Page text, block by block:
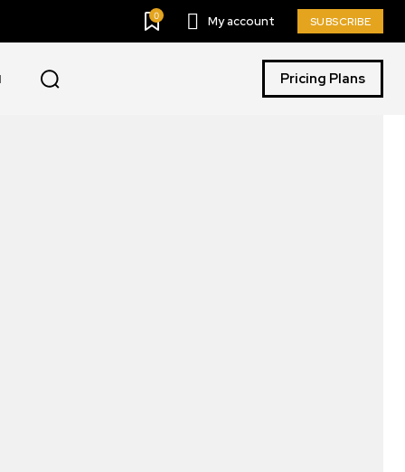
0 My account SUBSCRIBE
Pricing Plans